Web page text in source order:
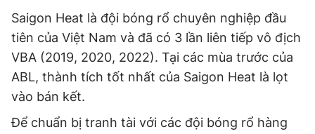
Saigon Heat là đội bóng rổ chuyên nghiệp đầu
tiên của Việt Nam và đã có 3 lần liên tiếp vô địch
VBA (2019, 2020, 2022). Tại các mùa trước của
ABL, thành tích tốt nhất của Saigon Heat là lọt
vào bán kết.
Để chuẩn bị tranh tài với các đội bóng rổ hàng